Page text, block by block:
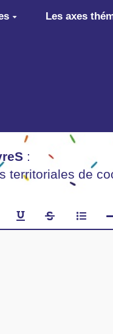
Les axes
:
territoriales de